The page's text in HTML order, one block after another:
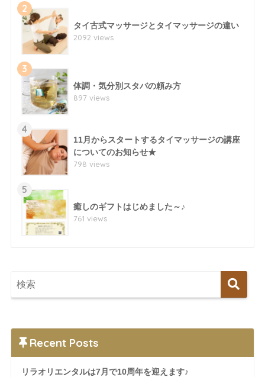
2
タイ古式マッサージとタイマッサージの違い
2092 views
3
体調・気分別スタバの頼み方
897 views
4
11月からスタートするタイマッサージの講座
についてのお知らせ★
798 views
5
癒しのギフトはじめました～♪
761 views
Recent Posts
リラオリエンタルは7月で10周年を迎えます♪